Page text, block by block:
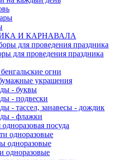
И КАРНАВАЛА
для проведения праздника
для проведения праздника
огни
украшения
- буквы
- подвески
- тассел, занавесы - дождик
- флажки
посуда
одноразовые
одноразовые
одноразовые